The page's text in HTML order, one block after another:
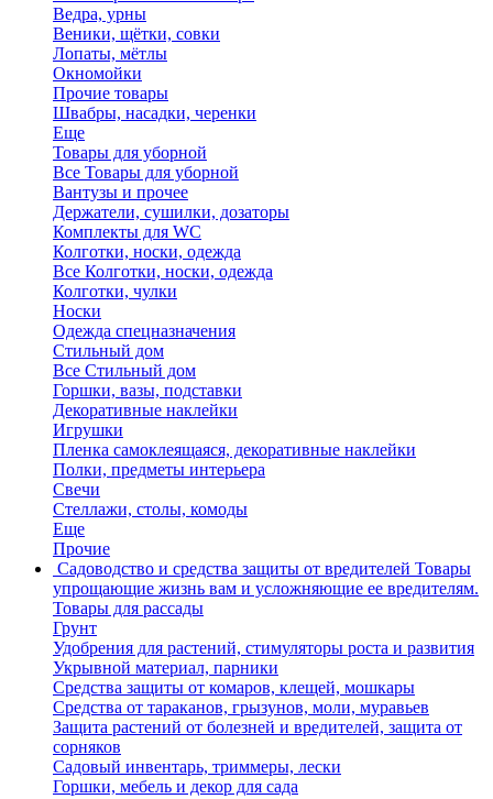
Ведра, урны
Веники, щётки, совки
Лопаты, мётлы
Окномойки
Прочие товары
Швабры, насадки, черенки
Еще
Товары для уборной
Все Товары для уборной
Вантузы и прочее
Держатели, сушилки, дозаторы
Комплекты для WC
Колготки, носки, одежда
Все Колготки, носки, одежда
Колготки, чулки
Носки
Одежда спецназначения
Стильный дом
Все Стильный дом
Горшки, вазы, подставки
Декоративные наклейки
Игрушки
Пленка самоклеящаяся, декоративные наклейки
Полки, предметы интерьера
Свечи
Стеллажи, столы, комоды
Еще
Прочие
Садоводство и средства защиты от вредителей Товары
упрощающие жизнь вам и усложняющие ее вредителям.
Товары для рассады
Грунт
Удобрения для растений, стимуляторы роста и развития
Укрывной материал, парники
Средства защиты от комаров, клещей, мошкары
Средства от тараканов, грызунов, моли, муравьев
Защита растений от болезней и вредителей, защита от
сорняков
Садовый инвентарь, триммеры, лески
Горшки, мебель и декор для сада